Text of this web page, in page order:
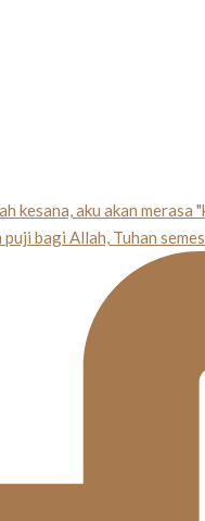
bagi Allah, Tuhan semes